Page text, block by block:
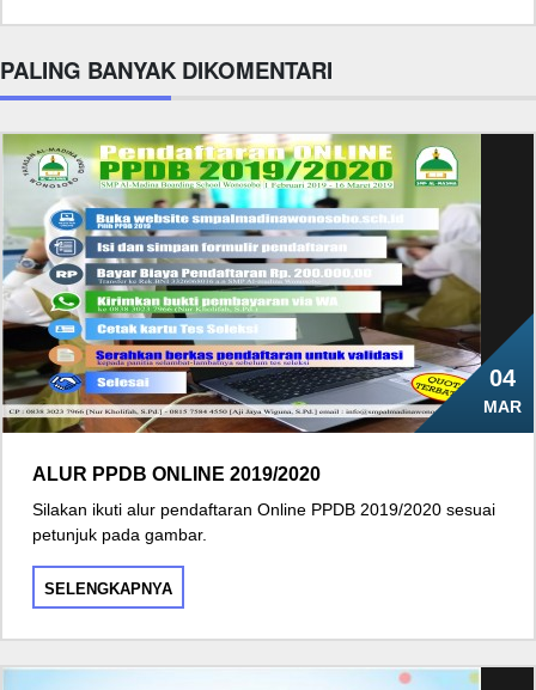
PALING BANYAK DIKOMENTARI
04
MAR
ALUR PPDB ONLINE 2019/2020
Silakan ikuti alur pendaftaran Online PPDB 2019/2020 sesuai
petunjuk pada gambar.
SELENGKAPNYA